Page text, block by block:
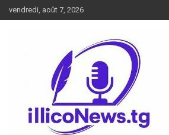
au
vendredi, août 7, 2026